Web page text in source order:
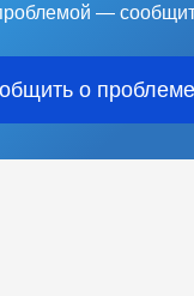
—
о проблеме